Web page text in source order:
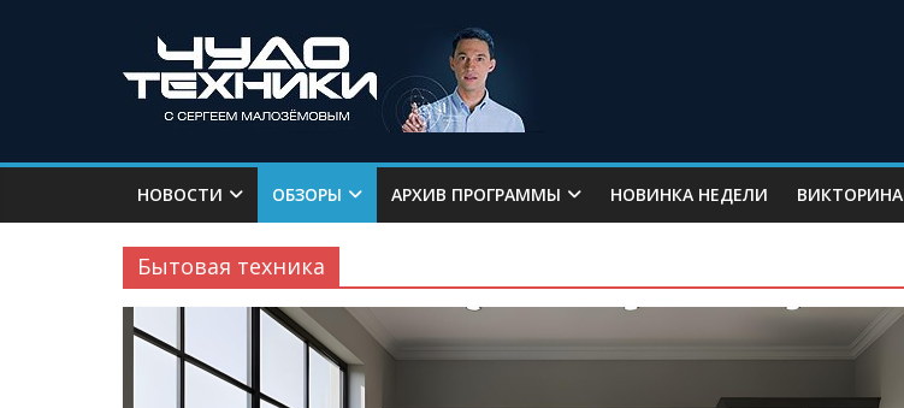
НОВОСТИ ОБЗОРЫ АРХИВ ПРОГРАММЫ НОВИНКА НЕДЕЛИ ВИКТОРИНА
Бытовая техника